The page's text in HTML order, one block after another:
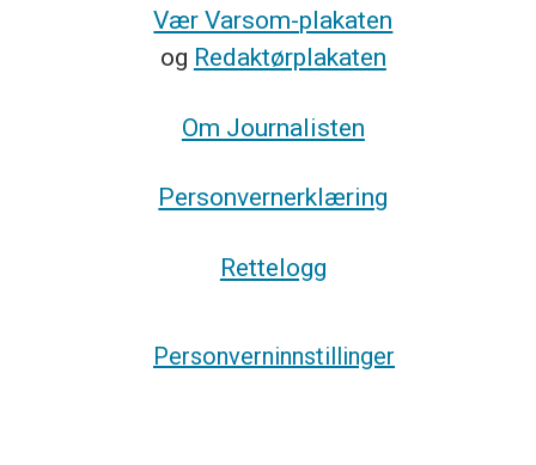
Vær Varsom-plakaten
og Redaktørplakaten
Om Journalisten
Personvernerklæring
Rettelogg
Personverninnstillinger